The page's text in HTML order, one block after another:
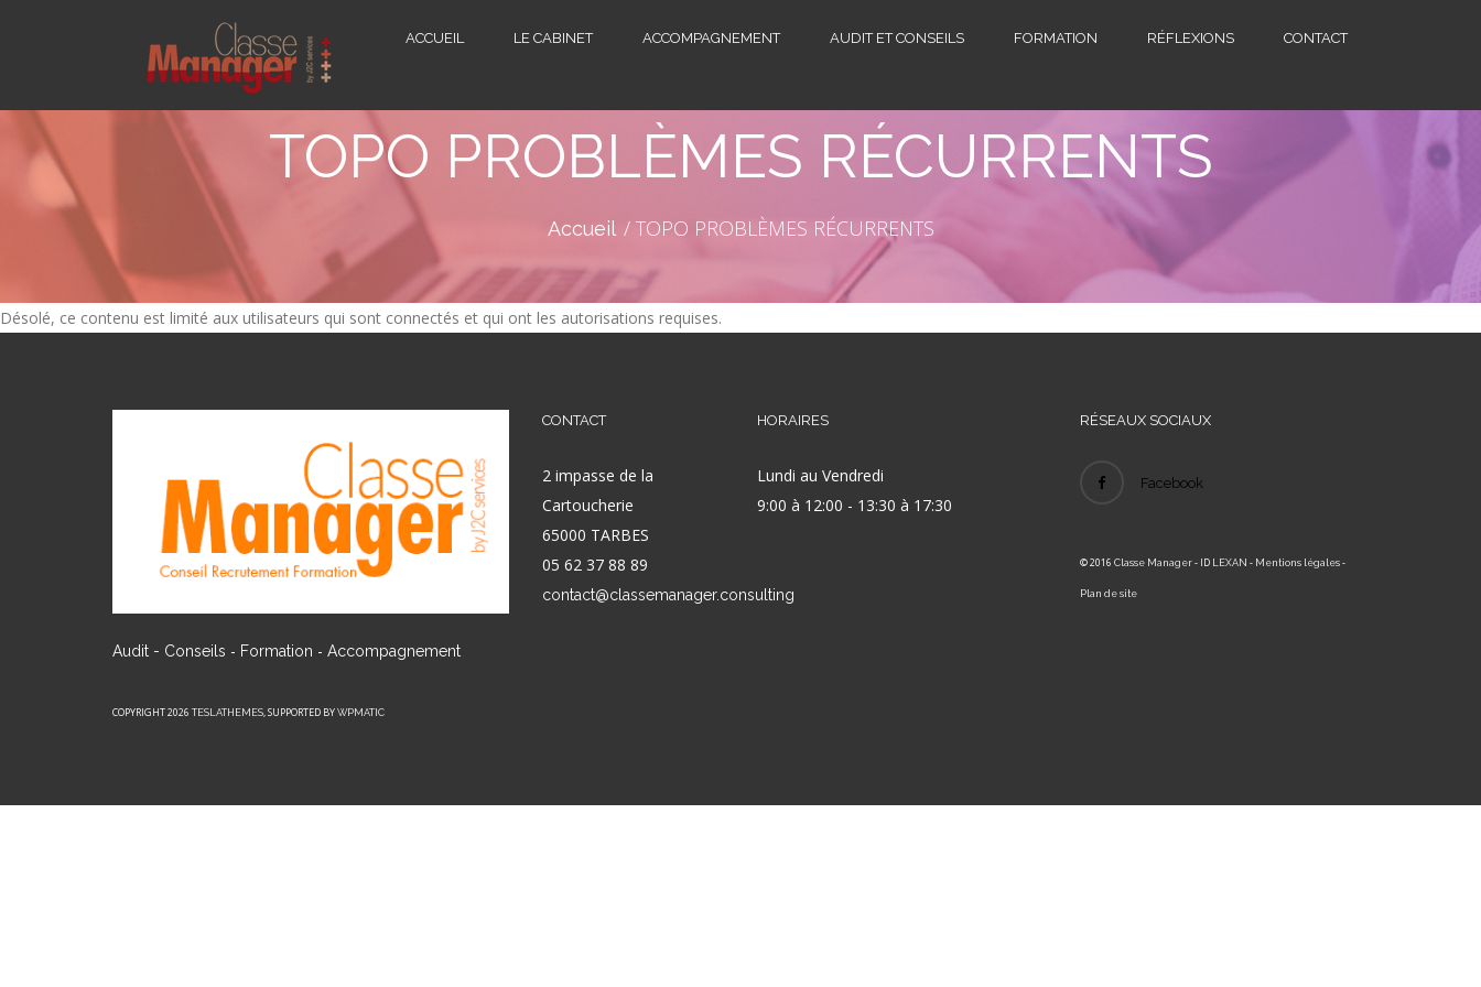
ACCUEIL LE CABINET ACCOMPAGNEMENT AUDIT ET CONSEILS FORMATION RÉFLEXIONS CONTACT
TOPO PROBLÈMES RÉCURRENTS
Accueil TOPO PROBLÈMES RÉCURRENTS
Désolé, ce contenu est limité aux utilisateurs qui sont connectés et qui ont les autorisations requises.
Audit - Conseils - Formation - Accompagnement
COPYRIGHT 2026 TESLATHEMES, SUPPORTED BY WPMATIC
CONTACT
2 impasse de la
Cartoucherie
65000 TARBES
05 62 37 88 89
contact@classemanager.consulting
HORAIRES
Lundi au Vendredi
9:00 à 12:00 - 13:30 à 17:30
RÉSEAUX SOCIAUX
Facebook
© 2016 Classe Manager- ID LEXAN - Mentions légales-
Plan de site